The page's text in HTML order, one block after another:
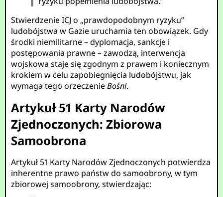
Stwierdzenie ICJ o „prawdopodobnym ryzyku”
ludobójstwa w Gazie uruchamia ten obowiązek. Gdy
środki niemilitarne – dyplomacja, sankcje i
postępowania prawne – zawodzą, interwencja
wojskowa staje się zgodnym z prawem i koniecznym
krokiem w celu zapobiegnięcia ludobójstwu, jak
wymaga tego orzeczenieBośni.
Artykuł 51 Karty Narodów
Zjednoczonych: Zbiorowa
Samoobrona
Artykuł 51 Karty Narodów Zjednoczonych potwierdza
inherentne prawo państw do samoobrony, w tym
zbiorowej samoobrony, stwierdzając: